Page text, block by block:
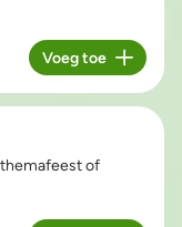
Aantal
Voeg toe
themafeest of